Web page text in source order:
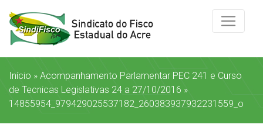
Início » Acompanhamento Parlamentar PEC 241 e Curso
de Tecnicas Legislativas 24 a 27/10/2016 »
14855954_979429025537182_260383937932231559_o